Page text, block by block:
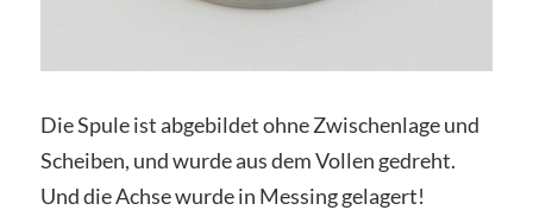
Die Spule ist abgebildet ohne Zwischenlage und
Scheiben, und wurde aus dem Vollen gedreht.
Und die Achse wurde in Messing gelagert!